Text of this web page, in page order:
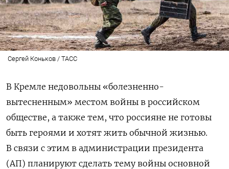
Сергей Коньков / ТАСС
В Кремле недовольны «болезненно-
вытесненным» местом войны в российском
обществе, а также тем, что россияне не готовы
быть героями и хотят жить обычной жизнью.
В связи с этим в администрации президента
(АП) планируют сделать тему войны основной